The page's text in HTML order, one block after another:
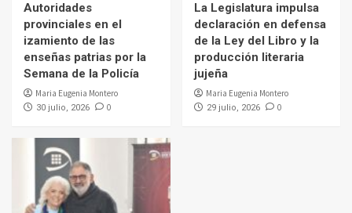
Autoridades
provinciales en el
izamiento de las
enseñas patrias por la
Semana de la Policía
Maria Eugenia Montero
30 julio, 2026 0
La Legislatura impulsa
declaración en defensa
de la Ley del Libro y la
producción literaria
jujeña
Maria Eugenia Montero
29 julio, 2026 0